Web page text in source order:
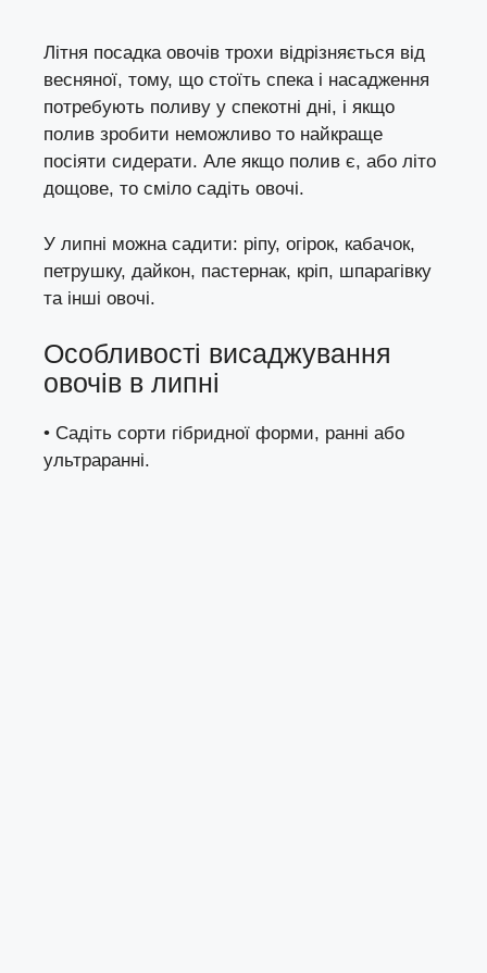
Літня посадка овочів трохи відрізняється від
весняної, тому, що стоїть спека і насадження
потребують поливу у спекотні дні, і якщо
полив зробити неможливо то найкраще
посіяти сидерати. Але якщо полив є, або літо
дощове, то сміло садіть овочі.
У липні можна садити: ріпу, огірок, кабачок,
петрушку, дайкон, пастернак, кріп, шпарагівку
та інші овочі.
Особливості висаджування
овочів в липні
• Садіть сорти гібридної форми, ранні або
ультраранні.